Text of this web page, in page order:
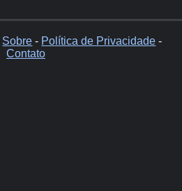
Sobre - Política de Privacidade -
Contato